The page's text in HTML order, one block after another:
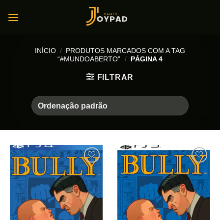
INÍCIO / PRODUTOS MARCADOS COM A TAG
“#MUNDOABERTO” / PÁGINA 4
FILTRAR